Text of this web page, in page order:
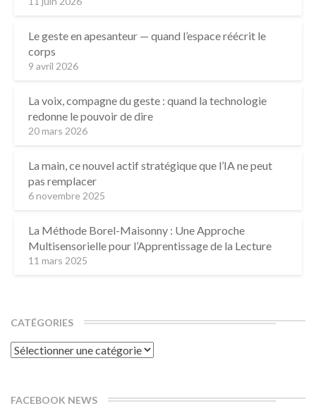
Le geste en apesanteur — quand l’espace réécrit le
corps
9 avril 2026
La voix, compagne du geste : quand la technologie
redonne le pouvoir de dire
20 mars 2026
La main, ce nouvel actif stratégique que l’IA ne peut
pas remplacer
6 novembre 2025
La Méthode Borel-Maisonny : Une Approche
Multisensorielle pour l’Apprentissage de la Lecture
11 mars 2025
CATÉGORIES
Catégories
FACEBOOK NEWS